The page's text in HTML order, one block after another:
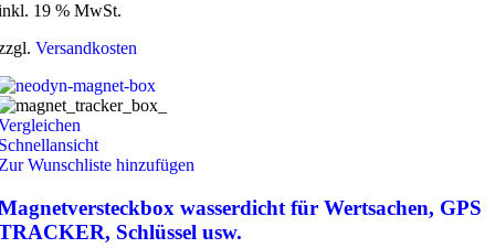
19 % MwSt.
Versandkosten
Wunschliste hinzufügen
wasserdicht für Wertsachen, GPS
Schlüssel usw.